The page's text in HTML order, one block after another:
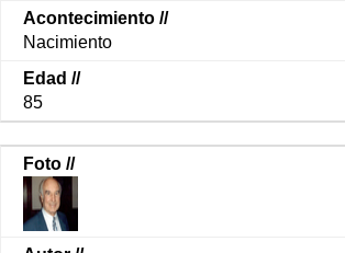
Nacimiento
85